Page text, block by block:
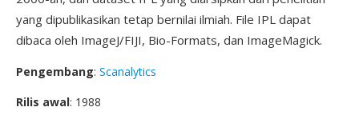
yang dipublikasikan tetap bernilai ilmiah. File IPL dapat
dibaca oleh ImageJ/FIJI, Bio-Formats, dan ImageMagick.
Pengembang: Scanalytics
Rilis awal: 1988